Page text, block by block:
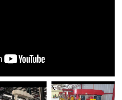
nghiệp...
MÁY NGHIỀN HỮU CƠ LỎNG: GIẢI PHÁP
TỐI ƯU VỚI CÔNG NGHỆ MÁY NGHIỀN
NGANG CÁNH NGHIỀN CERAMIC